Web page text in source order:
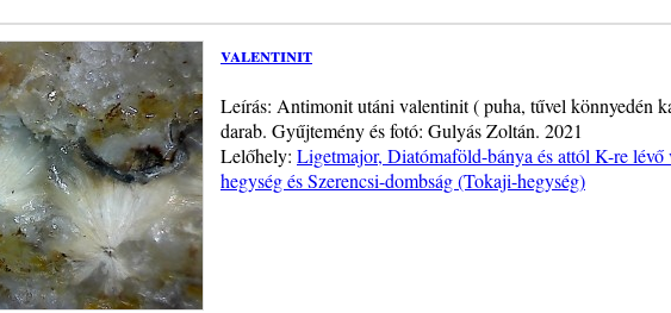
valentinit
Leírás: Antimonit utáni valentinit ( puha, tűvel könnyedén
darab. Gyűjtemény és fotó: Gulyás Zoltán. 2021
Lelőhely: Ligetmajor, Diatómaföld-bánya és attól K-re
hegység és Szerencsi-dombság (Tokaji-hegység)